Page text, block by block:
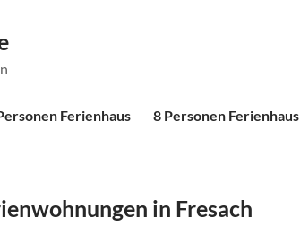
Ferienhaus 8 Personen Ferienhaus
in Fresach